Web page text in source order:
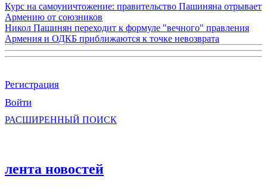
Курс на самоуничтожение: правительство Пашиняна отрывает
Армению от союзников
Никол Пашинян переходит к формуле "вечного" правления
Армения и ОДКБ приближаются к точке невозврата
Регистрация
Войти
РАСШИРЕННЫЙ ПОИСК
лента новостей